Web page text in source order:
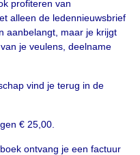
profiteren van
alleen de ledennieuwsbrief
aanbelangt, maar je krijgt
je veulens, deelname
vind je terug in de
€ 25,00.
ontvang je een factuur